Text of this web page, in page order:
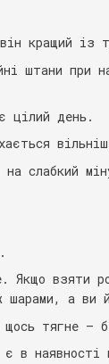
кращий із
штани при
цілий день.
слабкий
взяти
шарами, а ви
тягне —
в наявності